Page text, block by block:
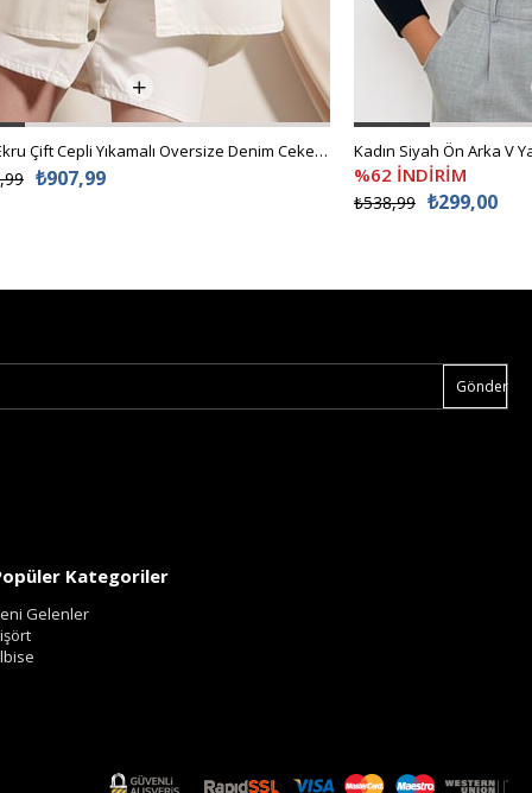
Kadın Ekru Çift Cepli Yıkamalı Oversize Denim Ceket ALC-X8152
₺907,99 %62 İNDİRİM
₺299,00
₺538,99
Gönder
Kategoriler
Gelenler